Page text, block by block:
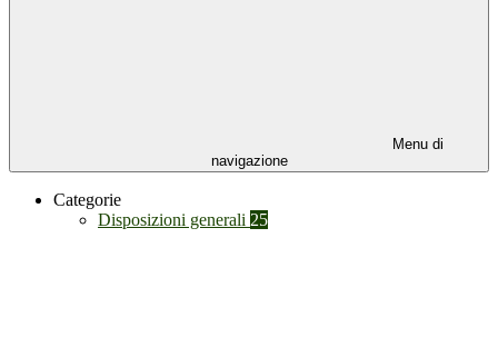
Menu di
navigazione
Categorie
Disposizioni generali 25